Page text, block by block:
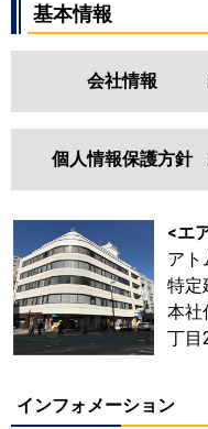
基本情報
会社情報
個人情報保護方針
<エ
アト
特定
本社
丁目
インフォメーション